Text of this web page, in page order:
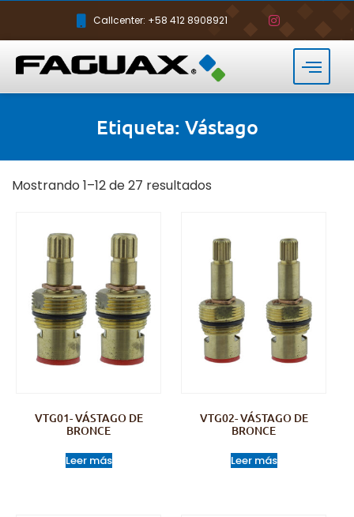
Callcenter: +58 412 8908921
Etiqueta: Vástago
Mostrando 1–12 de 27 resultados
VTG01- VÁSTAGO DE
BRONCE
Leer más
VTG02- VÁSTAGO DE
BRONCE
Leer más